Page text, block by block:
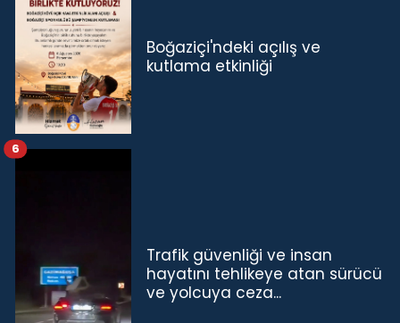
Boğaziçi'ndeki açılış ve
kutlama etkinliği
Trafik güvenliği ve insan
hayatını tehlikeye atan sürücü
ve yolcuya ceza...
6